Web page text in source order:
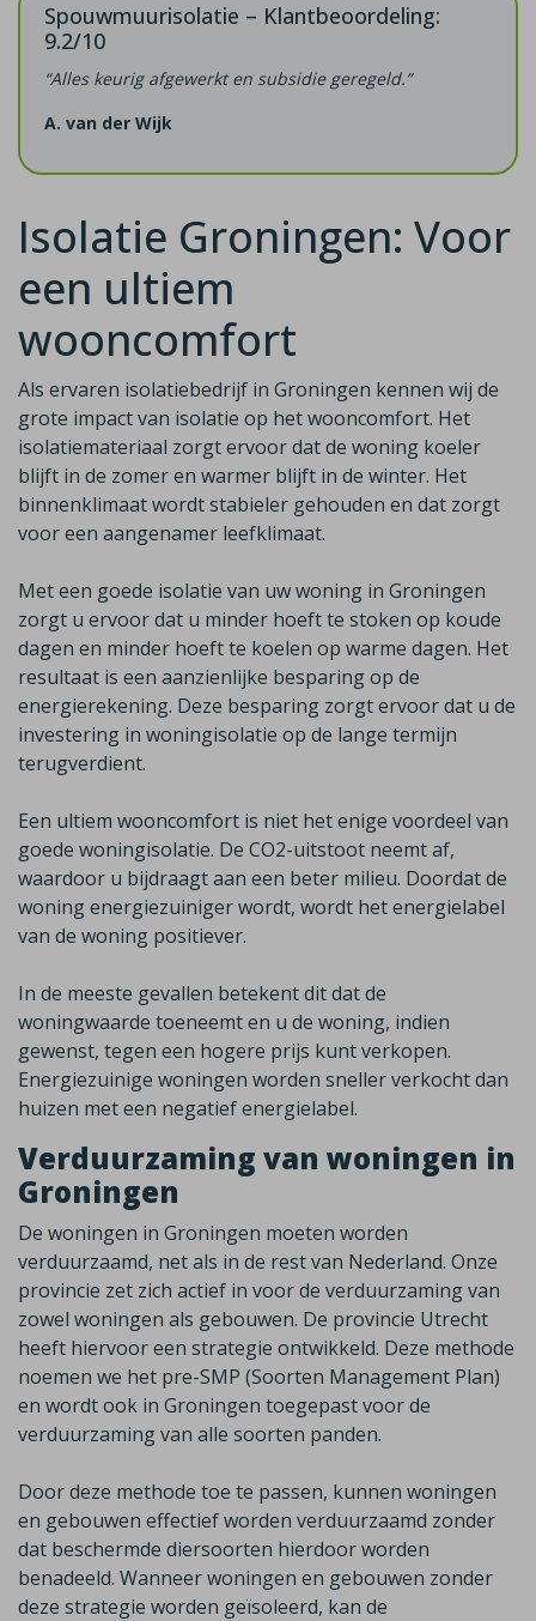
Spouwmuurisolatie – Klantbeoordeling:
9.2/10
“Alles keurig afgewerkt en subsidie geregeld.”
A. van der Wijk
Isolatie Groningen: Voor
een ultiem
wooncomfort
Als ervaren isolatiebedrijf in Groningen kennen wij de
grote impact van isolatie op het wooncomfort. Het
isolatiemateriaal zorgt ervoor dat de woning koeler
blijft in de zomer en warmer blijft in de winter. Het
binnenklimaat wordt stabieler gehouden en dat zorgt
voor een aangenamer leefklimaat.
Met een goede isolatie van uw woning in Groningen
zorgt u ervoor dat u minder hoeft te stoken op koude
dagen en minder hoeft te koelen op warme dagen. Het
resultaat is een aanzienlijke besparing op de
energierekening. Deze besparing zorgt ervoor dat u de
investering in woningisolatie op de lange termijn
terugverdient.
Een ultiem wooncomfort is niet het enige voordeel van
goede woningisolatie. De CO2-uitstoot neemt af,
waardoor u bijdraagt aan een beter milieu. Doordat de
woning energiezuiniger wordt, wordt het energielabel
van de woning positiever.
In de meeste gevallen betekent dit dat de
woningwaarde toeneemt en u de woning, indien
gewenst, tegen een hogere prijs kunt verkopen.
Energiezuinige woningen worden sneller verkocht dan
huizen met een negatief energielabel.
Verduurzaming van woningen in
Groningen
De woningen in Groningen moeten worden
verduurzaamd, net als in de rest van Nederland. Onze
provincie zet zich actief in voor de verduurzaming van
zowel woningen als gebouwen. De provincie Utrecht
heeft hiervoor een strategie ontwikkeld. Deze methode
noemen we het pre-SMP (Soorten Management Plan)
en wordt ook in Groningen toegepast voor de
verduurzaming van alle soorten panden.
Door deze methode toe te passen, kunnen woningen
en gebouwen effectief worden verduurzaamd zonder
dat beschermde diersoorten hierdoor worden
benadeeld. Wanneer woningen en gebouwen zonder
deze strategie worden geïsoleerd, kan de